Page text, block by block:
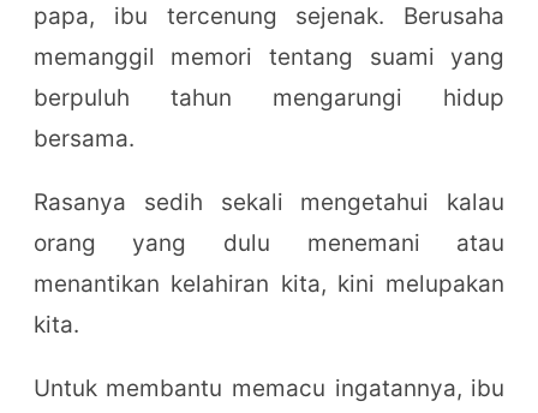
papa, ibu tercenung sejenak. Berusaha
memanggil memori tentang suami yang
berpuluh tahun mengarungi hidup
bersama.
Rasanya sedih sekali mengetahui kalau
orang yang dulu menemani atau
menantikan kelahiran kita, kini melupakan
kita.
Untuk membantu memacu ingatannya, ibu